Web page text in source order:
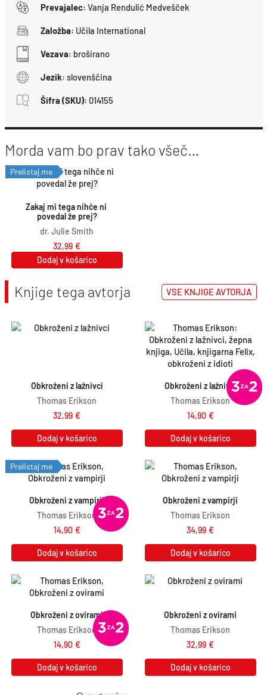
Prevajalec: Vanja Rendulić Medvešček
Založba: Učila International
Vezava: broširano
Jezik: slovenščina
Šifra (SKU): 014155
Morda vam bo prav tako všeč…
Prelistaj me
Zakaj mi tega nihče ni
povedal že prej?
dr. Julie Smith
32,99 €
Dodaj v košarico
Knjige tega avtorja VSE KNJIGE AVTORJA
Obkroženi z lažnivci
Thomas Erikson
32,99 €
Dodaj v košarico
Obkroženi z lažnivci
Thomas Erikson
14,90 €
Dodaj v košarico
Prelistaj me
Obkroženi z vampirji
Thomas Erikson
14,90 €
Dodaj v košarico
Obkroženi z vampirji
Thomas Erikson
34,99 €
Dodaj v košarico
Obkroženi z ovirami
Thomas Erikson
14,90 €
Dodaj v košarico
Obkroženi z ovirami
Thomas Erikson
32,99 €
Dodaj v košarico